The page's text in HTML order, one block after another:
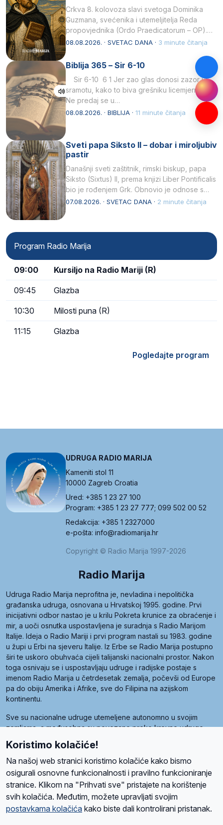
Crkva 8. kolovoza slavi svetoga Dominika
Guzmana, svećenika i utemeljitelja Reda
propovjednika (Ordo Praedicatorum – OP).
Svojim životom, dubokom ljubavlju prema
08.08.2026. · SVETAC DANA · 3 minute čitanja
Biblija 365 – Sir 6-10
Sir 6-10 6 1 Jer zao glas donosi zazor i
sramotu, kako to biva grešniku licemjernom.2
Ne predaj se u…
08.08.2026. · BIBLIJA · 11 minute čitanja
Sveti papa Siksto II – dobar i miroljubiv
pastir
Današnji sveti zaštitnik, rimski biskup, papa
Siksto (Sixtus) II, prema knjizi Liber Pontificalis
bio je rođenjem Grk. Obnovio je odnose s
afričkim…
07.08.2026. · SVETAC DANA · 2 minute čitanja
Program Radio Marija
09:00 Kursiljo na Radio Mariji (R)
09:45 Glazba
10:30 Milosti puna (R)
11:15 Glazba
Pogledajte program
UDRUGA RADIO MARIJA
Kameniti stol 11
10000 Zagreb Croatia
Ured: +385 1 23 27 100
Program: +385 1 23 27 777; 099 502 00 52
Redakcija: +385 1 2327000
e-pošta: info@radiomarija.hr
Copyright © Radio Marija 1997-2026
Radio Marija
Udruga Radio Marija neprofitna je, nevladina i nepolitička
građanska udruga, osnovana u Hrvatskoj 1995. godine. Prvi
inicijativni odbor nastao je u krilu Pokreta krunice za obraćenje i
mir, a uoči osnutka uspostavljena je suradnja s Radio Marijom
Italije. Ideja o Radio Mariji i prvi program nastali su 1983. godine
u župi u Erbi na sjeveru Italije. Iz Erbe se Radio Marija postupno
širi te uskoro obuhvaća cijeli talijanski nacionalni prostor. Nakon
toga osnivaju se i uspostavljaju udruge i radijske postaje s
imenom Radio Marija u četrdesetak zemalja, počevši od Europe
pa do obiju Amerika i Afrike, sve do Filipina na azijskom
kontinentu.
Sve su nacionalne udruge utemeljene autonomno u svojim
zemljama, a međusobna su povezane preko krovne udruge
Radio Maria). Svjetsku obitelj utemeljilo je sedam članica, među
kojima je i hrvatska Udruga Radio Marija.
O namaRadio ProgramVolonteriPrijateljiKontaktPravila privatnosti
Koristimo kolačiće!
Na našoj web stranici koristimo kolačiće kako bismo
osigurali osnovne funkcionalnosti i pravilno funkcioniranje
stranice. Klikom na "Prihvati sve" pristajete na korištenje
svih kolačića. Međutim, možete upravljati svojim
postavkama kolačića kako biste dali kontrolirani pristanak.